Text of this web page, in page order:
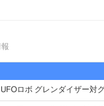
UFOロボ グレンダイザー対